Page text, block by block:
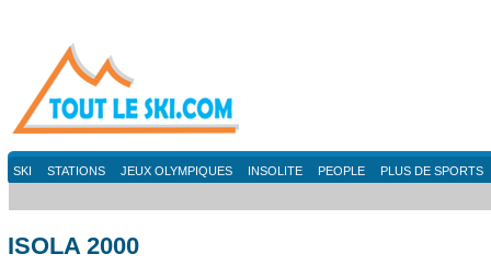
SKI STATIONS JEUX OLYMPIQUES INSOLITE PEOPLE PLUS DE SPORTS
ISOLA 2000